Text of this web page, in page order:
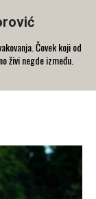
Čovek koji od
živi negde između.